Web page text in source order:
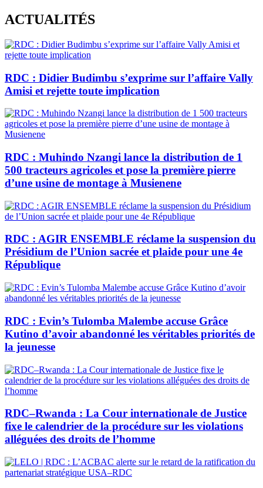
Skip
to
content
ACTUALITÉS
RDC : Didier Budimbu s’exprime sur l’affaire Vally
Amisi et rejette toute implication
RDC : Muhindo Nzangi lance la distribution de 1
500 tracteurs agricoles et pose la première pierre
d’une usine de montage à Musienene
RDC : AGIR ENSEMBLE réclame la suspension du
Présidium de l’Union sacrée et plaide pour une 4e
République
RDC : Evin’s Tulomba Malembe accuse Grâce
Kutino d’avoir abandonné les véritables priorités de
la jeunesse
RDC–Rwanda : La Cour internationale de Justice
fixe le calendrier de la procédure sur les violations
alléguées des droits de l’homme